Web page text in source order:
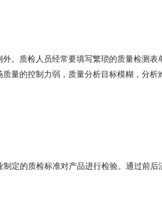
。质检人员经常要填写繁琐的质量检测表
量的控制力弱，质量分析目标模糊，分析
定的质检标准对产品进行检验。通过前后